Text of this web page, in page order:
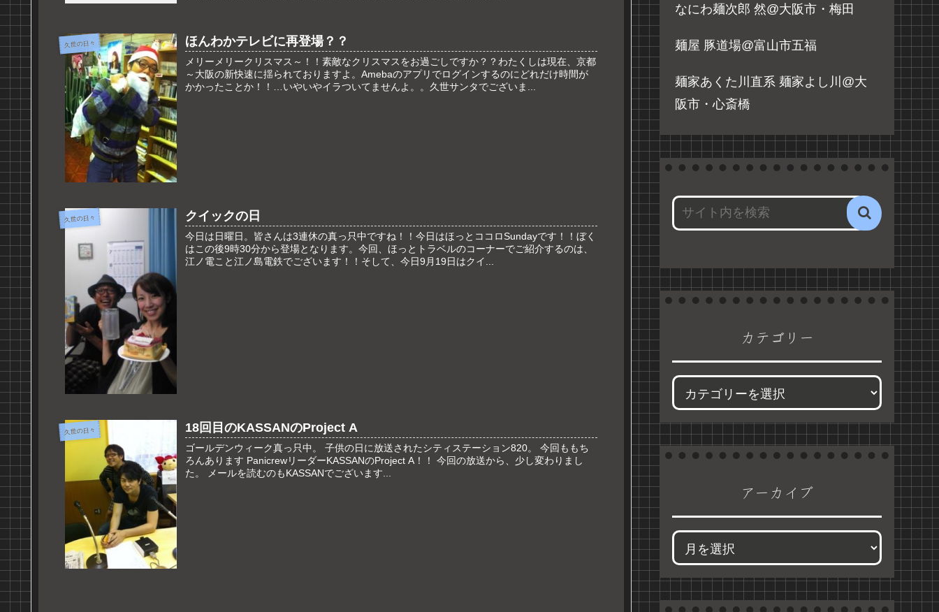
久世の日々 ほんわかテレビに再登場？？
メリーメリークリスマス～！！素敵なクリスマスをお過ごしですか？？わたくしは現在、京都
～大阪の新快速に揺られておりますよ。Amebaのアプリでログインするのにどれだけ時間が
かかったことか！！…いやいやイラついてませんよ。。久世サンタでございま...
久世の日々 クイックの日
今日は日曜日。皆さんは3連休の真っ只中ですね！！今日はほっとココロSundayです！！ぼく
はこの後9時30分から登場となります。今回、ほっとトラベルのコーナーでご紹介するのは、
江ノ電こと江ノ島電鉄でございます！！そして、今日9月19日はクイ...
久世の日々 18回目のKASSANのProject A
ゴールデンウィーク真っ只中。 子供の日に放送されたシティステーション820。 今回ももち
ろんあります PanicrewリーダーKASSANのProject A！！ 今回の放送から、少し変わりまし
た。 メールを読むのもKASSANでございます...
なにわ麺次郎 然@大阪市・梅田
麺屋 豚道場@富山市五福
麺家あくた川直系 麺家よし川@大
阪市・心斎橋
カテゴリー
アーカイブ